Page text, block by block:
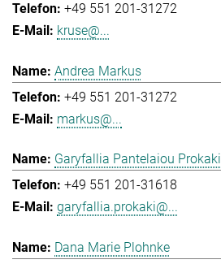
+49 551 201-31272
kruse@...
Andrea Markus
+49 551 201-31272
markus@...
Garyfallia Pantelaiou Prokaki
+49 551 201-31618
garyfallia.prokaki@...
Dana Marie Plohnke